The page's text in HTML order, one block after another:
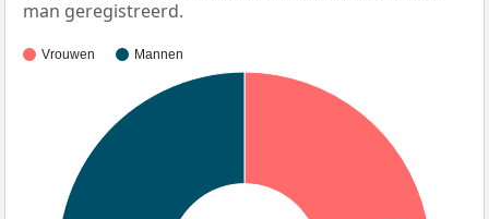
man geregistreerd.
Vrouwen Mannen